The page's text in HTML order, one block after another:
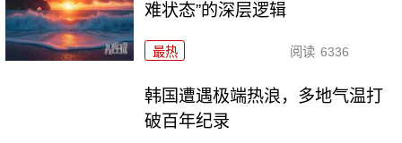
难状态”的深层逻辑
最热 阅读 6336
韩国遭遇极端热浪，多地气温打
破百年纪录